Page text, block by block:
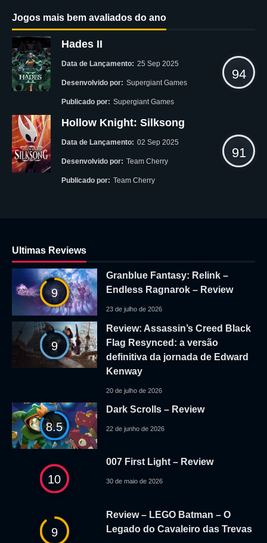
Jogos mais bem avaliados do ano
Hades II
Data de Lançamento: 25 Sep 2025
Desenvolvido por: Supergiant Games
Publicado por: Supergiant Games
94
Hollow Knight: Silksong
Data de Lançamento: 02 Sep 2025
Desenvolvido por: Team Cherry
Publicado por: Team Cherry
91
Ultimas Reviews
9
Granblue Fantasy: Relink –
Endless Ragnarok – Review
23 de julho de 2026
9
Review: Assassin’s Creed Black
Flag Resynced: a versão
definitiva da jornada de Edward
Kenway
20 de julho de 2026
8.5
Dark Scrolls – Review
22 de junho de 2026
10
007 First Light – Review
30 de maio de 2026
9
Review – LEGO Batman – O
Legado do Cavaleiro das Trevas